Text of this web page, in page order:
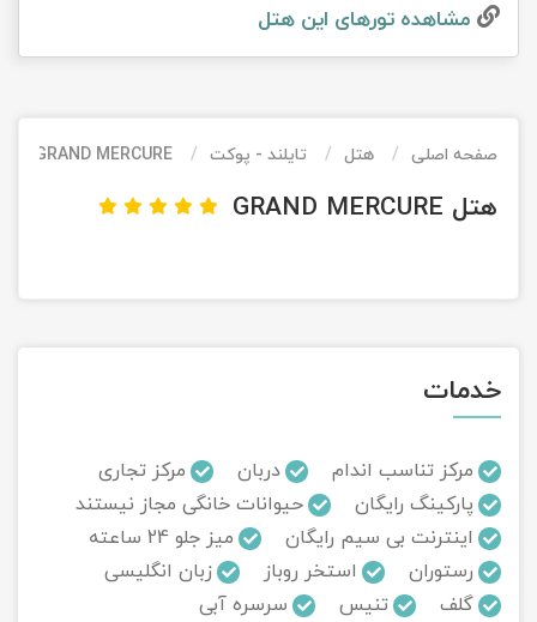
مشاهده تور‌های این هتل
صفحه اصلی هتل تایلند - پوکت GRAND MERCURE
هتل GRAND MERCURE
خدمات
مرکز تناسب اندام دربان
مرکز تجاری
پارکینگ رایگان
حیوانات خانگی مجاز نیستند
اینترنت بی سیم رایگان
میز جلو 24 ساعته
رستوران
استخر روباز
زبان انگلیسی
گلف
تنیس سرسره آبی
تور کویر کاراکال
تور کویر مصر
تور ماسوله
تور مرداب سراوان
تور گلستان
تور سوباتان
تور کیش از ساری
اقساطی
تور کیش از بندرعباس
اقساطی
تور قزاقستان اقساطی
تور زیارتی اقساطی